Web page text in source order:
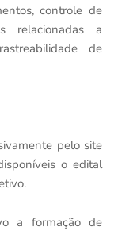
controle de
relacionadas a
de
pelo site
o edital
a formação de